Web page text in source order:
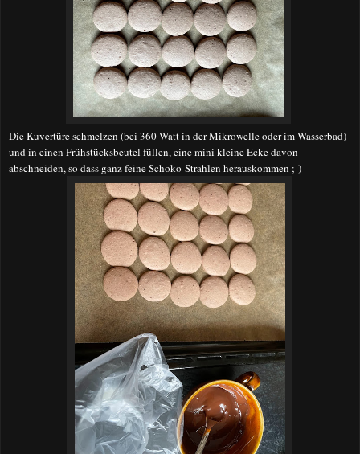
Die Kuvertüre schmelzen (bei 360 Watt in der Mikrowelle oder im Wasserbad)
und in einen Frühstücksbeutel füllen, eine mini kleine Ecke davon
abschneiden, so dass ganz feine Schoko-Strahlen herauskommen ;-)